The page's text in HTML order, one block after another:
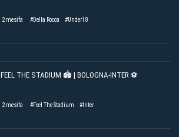
2 mesifa #Della Rocca #Under18
FEEL THE STADIUM 🏟️ | BOLOGNA-INTER ⚽️
2 mesifa #Feel The Stadium #Inter